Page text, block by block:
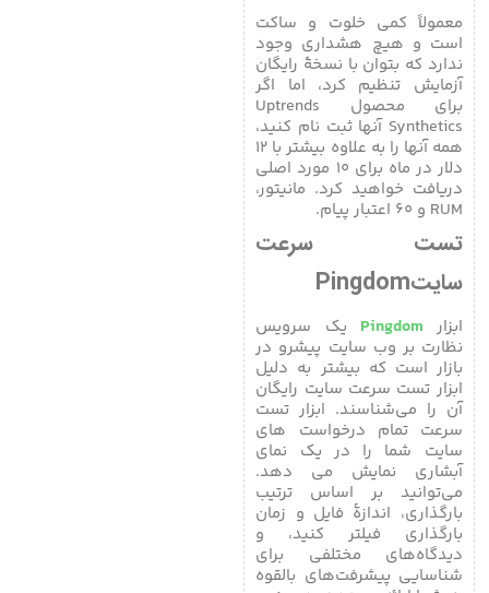
معمولاً کمی خلوت و ساکت
است و هیچ هشداری وجود
ندارد که بتوان با نسخۀ رایگان
آزمایش تنظیم کرد، اما اگر
برای محصول Uptrends
Synthetics آنها ثبت نام کنید،
همه آنها را به علاوه بیشتر با ۱۲
دلار در ماه برای ۱۰ مورد اصلی
دریافت خواهید کرد. مانیتور،
RUM و ۶۰ اعتبار پیام.
تست سرعت
سایتPingdom
ابزار Pingdom
یک سرویس
نظارت بر وب سایت پیشرو در
بازار است که بیشتر به دلیل
ابزار تست سرعت سایت رایگان
آن را می‌شناسند. ابزار تست
سرعت تمام درخواست های
سایت شما را در یک نمای
آبشاری نمایش می دهد.
می‌توانید بر اساس ترتیب
بارگذاری، اندازۀ فایل و زمان
بارگذاری فیلتر کنید، و
دیدگاه‌های مختلفی برای
شناسایی پیشرفت‌های بالقوه